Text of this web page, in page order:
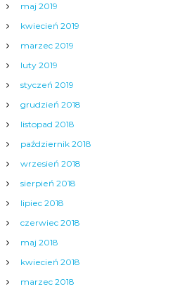
maj 2019
kwiecień 2019
marzec 2019
luty 2019
styczeń 2019
grudzień 2018
listopad 2018
październik 2018
wrzesień 2018
sierpień 2018
lipiec 2018
czerwiec 2018
maj 2018
kwiecień 2018
marzec 2018